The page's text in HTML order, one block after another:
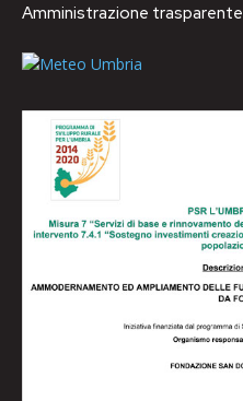
Amministrazione trasparente